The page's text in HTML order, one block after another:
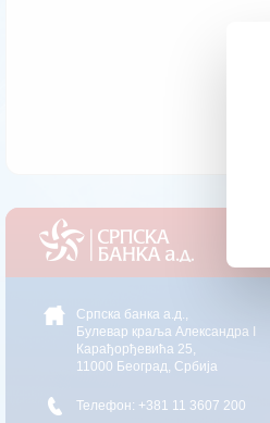
Српска банка а.д.,
Булевар краља Александра I
Карађорђевића 25,
11000 Београд, Србија
Телефон: +381 11 3607 200